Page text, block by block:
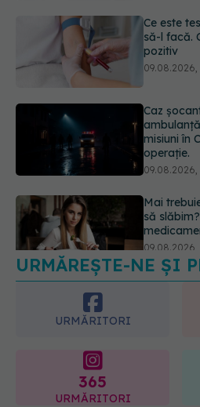
Caz
misiuni în
operație.
Mai
să
09.08.2026,
Prof. univ.
atacată în
este
09.08.2026,
URMĂREȘTE-NE ȘI
URMĂRITORI
365
URMĂRITORI